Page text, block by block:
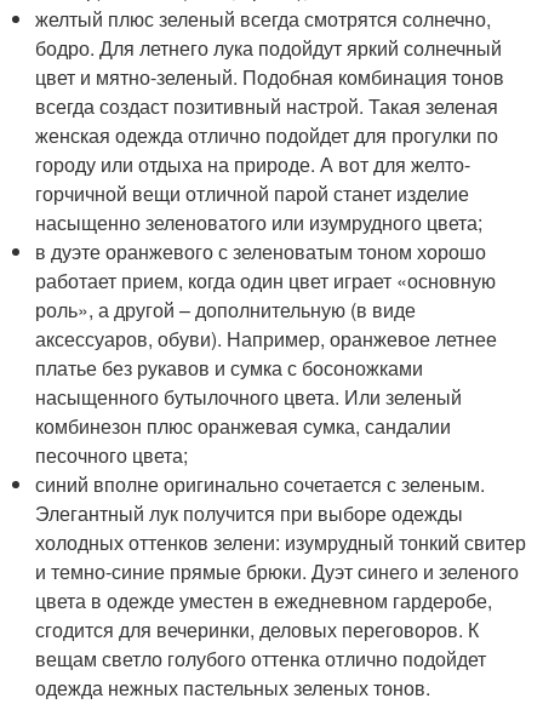
желтый плюс зеленый всегда смотрятся солнечно,
бодро. Для летнего лука подойдут яркий солнечный
цвет и мятно-зеленый. Подобная комбинация тонов
всегда создаст позитивный настрой. Такая зеленая
женская одежда отлично подойдет для прогулки по
городу или отдыха на природе. А вот для желто-
горчичной вещи отличной парой станет изделие
насыщенно зеленоватого или изумрудного цвета;
в дуэте оранжевого с зеленоватым тоном хорошо
работает прием, когда один цвет играет «основную
роль», а другой – дополнительную (в виде
аксессуаров, обуви). Например, оранжевое летнее
платье без рукавов и сумка с босоножками
насыщенного бутылочного цвета. Или зеленый
комбинезон плюс оранжевая сумка, сандалии
песочного цвета;
синий вполне оригинально сочетается с зеленым.
Элегантный лук получится при выборе одежды
холодных оттенков зелени: изумрудный тонкий свитер
и темно-синие прямые брюки. Дуэт синего и зеленого
цвета в одежде уместен в ежедневном гардеробе,
сгодится для вечеринки, деловых переговоров. К
вещам светло голубого оттенка отлично подойдет
одежда нежных пастельных зеленых тонов.